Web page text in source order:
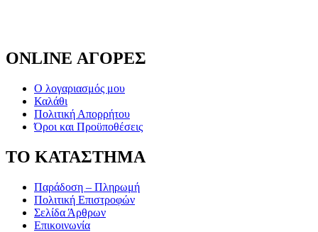
ONLINE ΑΓΟΡΕΣ
Ο λογαριασμός μου
Καλάθι
Πολιτική Απορρήτου
Όροι και Προϋποθέσεις
ΤΟ ΚΑΤΑΣΤΗΜΑ
Παράδοση – Πληρωμή
Πολιτική Επιστροφών
Σελίδα Άρθρων
Επικοινωνία